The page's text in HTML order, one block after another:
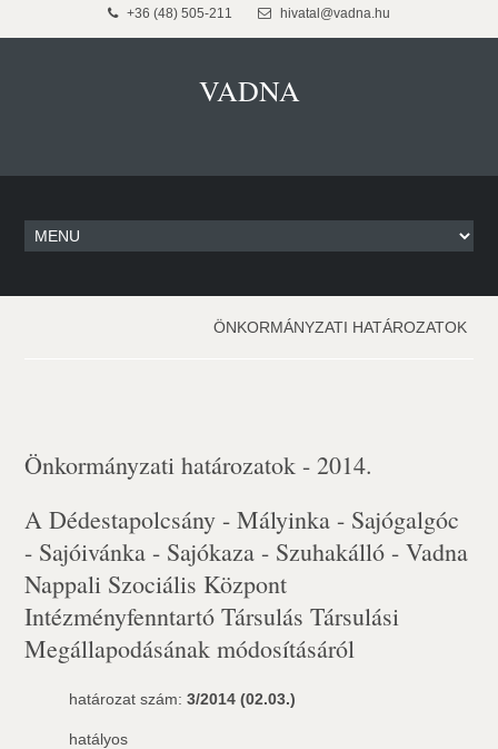
+36 (48) 505-211 hivatal@vadna.hu
VADNA
ÖNKORMÁNYZATI HATÁROZATOK
Önkormányzati határozatok - 2014.
A Dédestapolcsány - Mályinka - Sajógalgóc
- Sajóivánka - Sajókaza - Szuhakálló - Vadna
Nappali Szociális Központ
Intézményfenntartó Társulás Társulási
Megállapodásának módosításáról
határozat szám:3/2014 (02.03.)
hatályos